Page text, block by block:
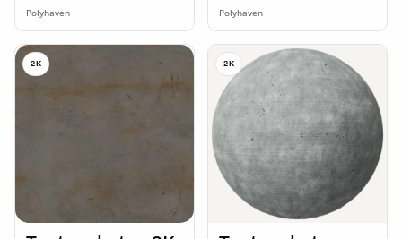
Polyhaven Polyhaven
2K 2K